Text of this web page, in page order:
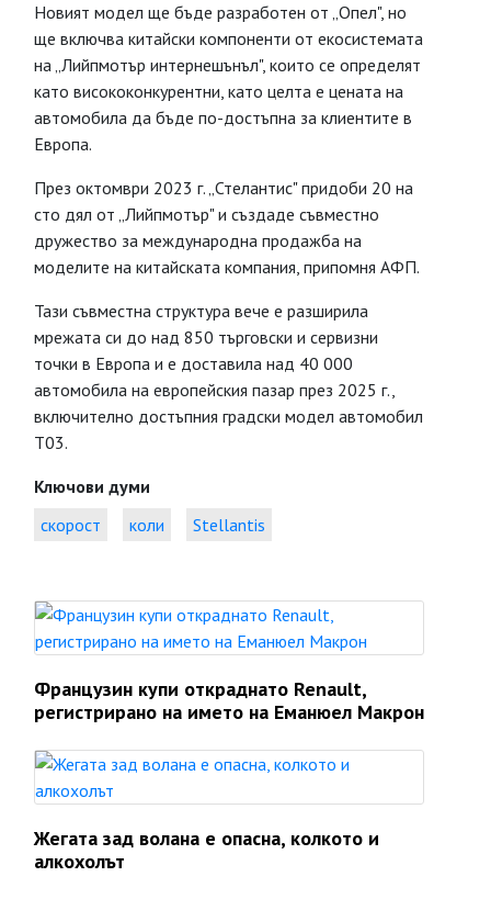
Новият модел ще бъде разработен от „Опел", но
ще включва китайски компоненти от екосистемата
на „Лийпмотър интернешънъл", които се определят
като висококонкурентни, като целта е цената на
автомобила да бъде по-достъпна за клиентите в
Европа.
През октомври 2023 г. „Стелантис" придоби 20 на
сто дял от „Лийпмотър" и създаде съвместно
дружество за международна продажба на
моделите на китайската компания, припомня АФП.
Тази съвместна структура вече е разширила
мрежата си до над 850 търговски и сервизни
точки в Европа и е доставила над 40 000
автомобила на европейския пазар през 2025 г.,
включително достъпния градски модел автомобил
Т03.
Ключови думи
скорост
коли Stellantis
Французин купи откраднато Renault,
регистрирано на името на Еманюел Макрон
Жегата зад волана е опасна, колкото и
алкохолът